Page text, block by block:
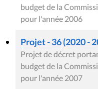
budget de la
pour l'année 2006
Projet - 36 (2020 -
Projet de décret
budget de la
pour l'année 2007